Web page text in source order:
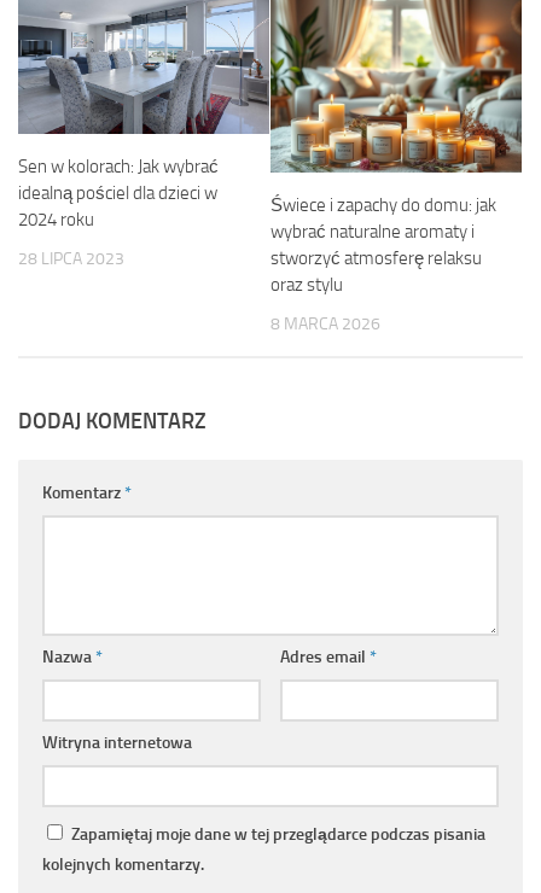
Sen w kolorach: Jak wybrać
idealną pościel dla dzieci w
2024 roku
28 LIPCA 2023
Świece i zapachy do domu: jak
wybrać naturalne aromaty i
stworzyć atmosferę relaksu
oraz stylu
8 MARCA 2026
DODAJ KOMENTARZ
Komentarz*
Nazwa* Adres email *
Witryna internetowa
Zapamiętaj moje dane w tej przeglądarce podczas pisania
kolejnych komentarzy.